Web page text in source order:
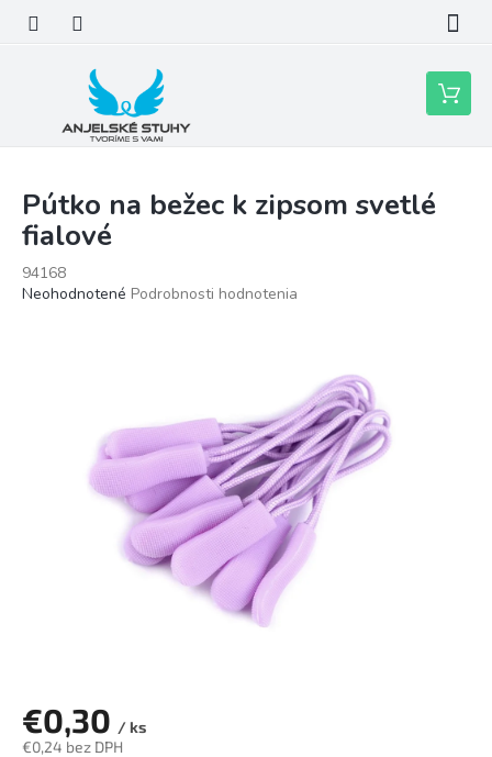
obsah
Nákupný
košík
Pútko na bežec k zipsom svetlé
fialové
94168
Priemerné
Neohodnotené Podrobnosti hodnotenia
€0,30 / ks
€0,24 bez DPH